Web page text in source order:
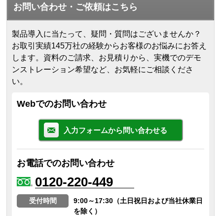
お問い合わせ・ご依頼はこちら
製品導入に当たって、疑問・質問はございませんか？
お取引実績145万社の経験からお客様のお悩みにお答え
します。 資料のご請求、お見積りから、実機でのデモ
ンストレーション希望など、お気軽にご相談くださ
い。
Webでのお問い合わせ
入力フォームから問い合わせる
お電話でのお問い合わせ
0120-220-449
受付時間
9:00～17:30（土日祝日および当社休業日
を除く）